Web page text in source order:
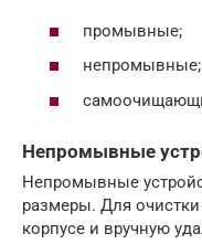
промывные;
непромывные;
Непромывные
Непромывные
размеры. Для
корпусе и вручную